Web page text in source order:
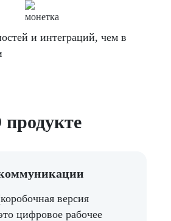
и интеграций, чем в
версия
цифровое рабочее